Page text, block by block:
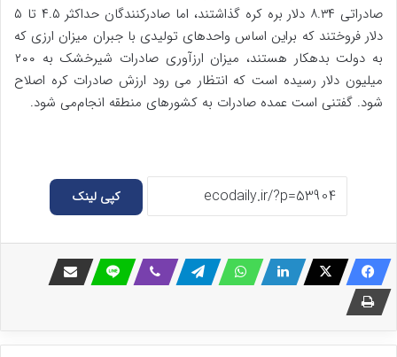
صادراتی ۸‌.۳۴ دلار بره کره گذاشتند، اما صادرکنندگان حداکثر ۴.۵ تا ۵
دلار فروختند که براین اساس واحدهای تولیدی با جبران میزان ارزی که
به دولت بدهکار هستند، میزان ارزآوری صادرات شیرخشک به ۲۰۰
میلیون دلار رسیده است که انتظار می رود ارزش صادرات کره اصلاح
شود. گفتنی است عمده صادرات به کشورهای منطقه انجام‌می شود.
کپی لینک